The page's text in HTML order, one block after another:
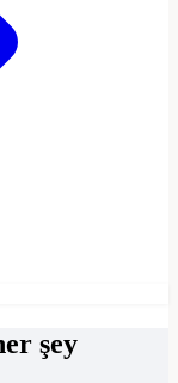
şey